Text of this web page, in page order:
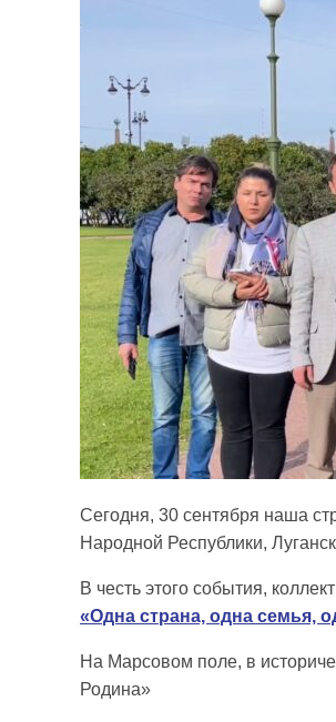
Сегодня, 30 сентября наша
Народной Республики,
В честь этого события,
«Одна страна, одна семья,
На Марсовом поле, в
Родина»